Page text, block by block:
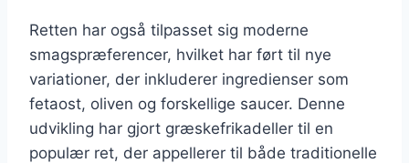
Retten har også tilpasset sig moderne
smagspræferencer, hvilket har ført til nye
variationer, der inkluderer ingredienser som
fetaost, oliven og forskellige saucer. Denne
udvikling har gjort græskefrikadeller til en
populær ret, der appellerer til både traditionelle